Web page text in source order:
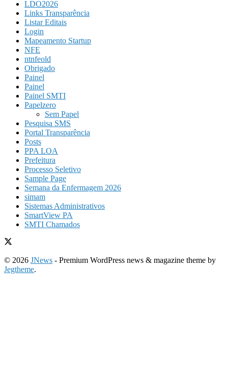
LDO2026
Links Transparência
Listar Editais
Login
Mapeamento Startup
NFE
ntnfeold
Obrigado
Painel
Painel
Painel SMTI
Papelzero
Sem Papel
Pesquisa SMS
Portal Transparência
Posts
PPA LOA
Prefeitura
Processo Seletivo
Sample Page
Semana da Enfermagem 2026
simam
Sistemas Administrativos
SmartView PA
SMTI Chamados
© 2026 JNews - Premium WordPress news & magazine theme by
Jegtheme.